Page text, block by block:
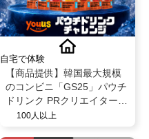
自宅で体験
【商品提供】韓国最大規模
のコンビニ「GS25」パウチ
ドリンク PRクリエイター募
100人以上